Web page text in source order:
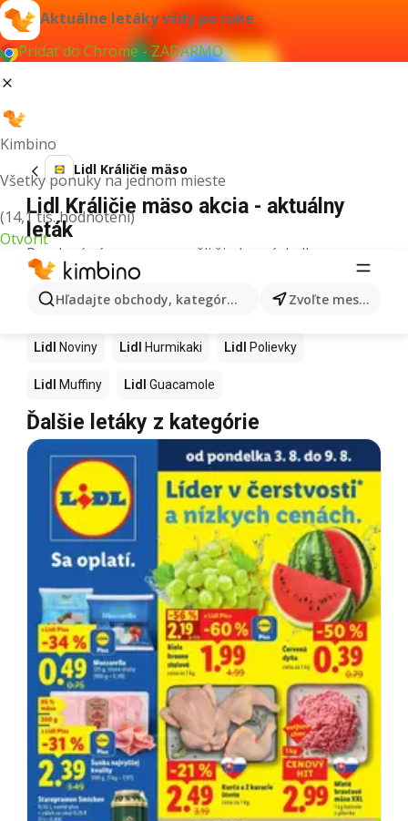
Aktuálne letáky vždy po ruke
Pridať do Chrome - ZADARMO
Kimbino
Všetky ponuky na jednom mieste
(14,1 tis. hodnotení)
Otvoriť
Hľadajte obchody, kategórie, produkty... Zvoľte mesto
Lidl Králičie mäso
Lidl Králičie mäso akcia - aktuálny
leták
Pre daný výraz sme nenašli žiadne výsledky.
Ďalšie produkty v obchodoch Lidl
Lidl Kapor Ashwagandha Nintendo Switch
Lidl Noviny Lidl Hurmikaki Lidl Polievky
Lidl Muffiny Lidl Guacamole
Ďalšie letáky z kategórie